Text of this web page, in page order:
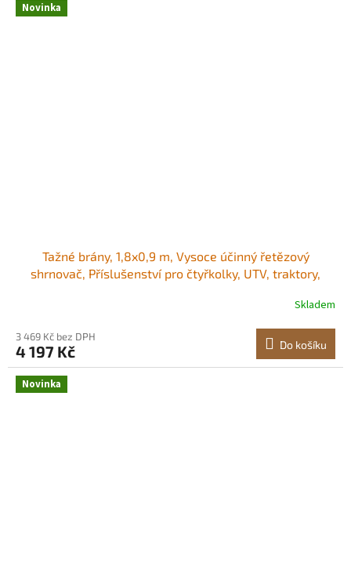
Novinka
Tažné brány, 1,8x0,9 m, Vysoce účinný řetězový
shrnovač, Příslušenství pro čtyřkolky, UTV, traktory,
řetězem, pro vyjeté koleje na štěrkových příjezdových
Skladem
3 469 Kč bez DPH
4 197 Kč Do košíku
Novinka